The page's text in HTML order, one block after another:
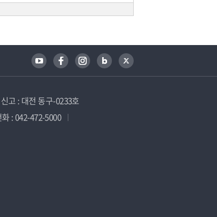
고 : 대전 동구-0233호
: 042-472-5000